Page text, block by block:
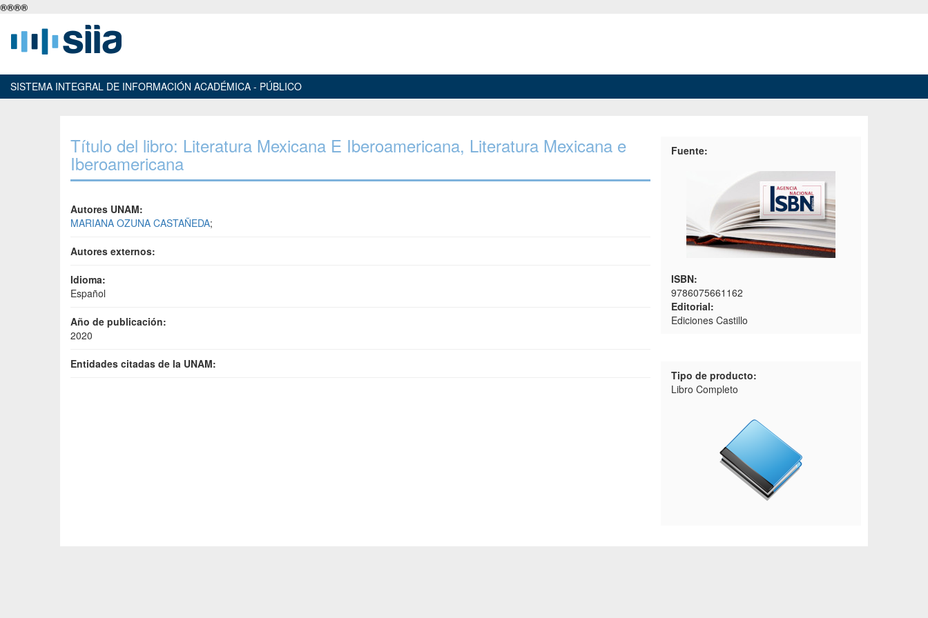
®®®®
SISTEMA INTEGRAL DE INFORMACIÓN ACADÉMICA - PÚBLICO
Título del libro: Literatura Mexicana E Iberoamericana, Literatura Mexicana e
Iberoamericana
Autores UNAM:
MARIANA OZUNA CASTAÑEDA;
Autores externos:
Idioma:
Español
Año de publicación:
2020
Entidades citadas de la UNAM:
Fuente:
ISBN:
9786075661162
Editorial:
Ediciones Castillo
Tipo de producto:
Libro Completo